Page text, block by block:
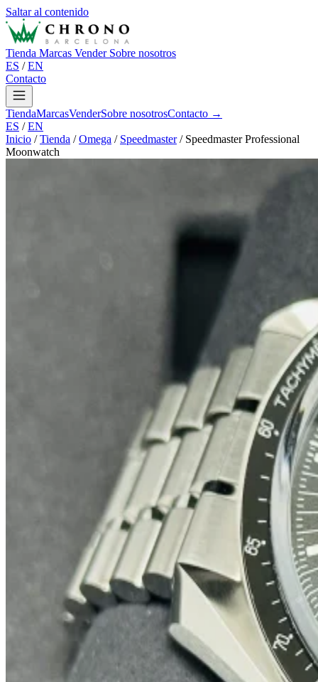
Saltar al contenido
Tienda Marcas Vender Sobre nosotros
ES / EN
Contacto
TiendaMarcasVenderSobre nosotrosContacto →
ES / EN
Inicio / Tienda / Omega / Speedmaster / Speedmaster Professional
Moonwatch